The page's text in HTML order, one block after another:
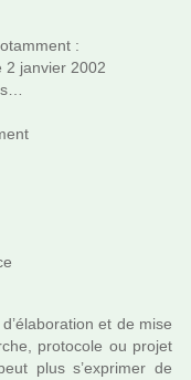
:
2 jan­vier 2002
et de mise
pro­to­cole ou projet
plus s’expri­mer de